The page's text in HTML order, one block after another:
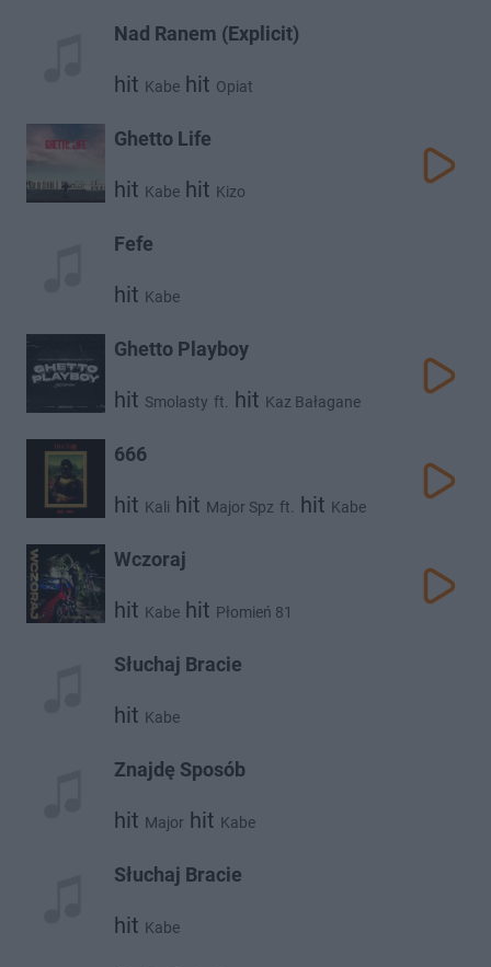
Nad Ranem (Explicit)
hit Kabe hit Opiat
Ghetto Life
hit Kabe hit Kizo
Fefe
hit Kabe
Ghetto Playboy
hit Smolasty ft. hit Kaz Bałagane
666
hit Kali hit Major Spz ft. hit Kabe
Wczoraj
hit Kabe hit Płomień 81
Słuchaj Bracie
hit Kabe
Znajdę Sposób
hit Major hit Kabe
Słuchaj Bracie
hit Kabe